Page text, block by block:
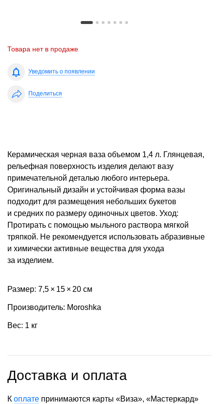
Товара нет в продаже
Уведомить о появлении
Поделиться
Керамическая черная ваза объемом 1,4 л. Глянцевая,
рельефная поверхность изделия делают вазу
примечательной деталью любого интерьера.
Оригинальный дизайн и устойчивая форма вазы
подходит для размещения небольших букетов
и средних по размеру одиночных цветов. Уход:
Протирать с помощью мыльного раствора мягкой
тряпкой. Не рекомендуется использовать абразивные
и химически активные вещества для ухода
за изделием.
Размер: 7,5 × 15 × 20 см
Производитель: Moroshka
Вес: 1 кг
Доставка и оплата
К оплате принимаются карты «Виза», «Мастеркард»